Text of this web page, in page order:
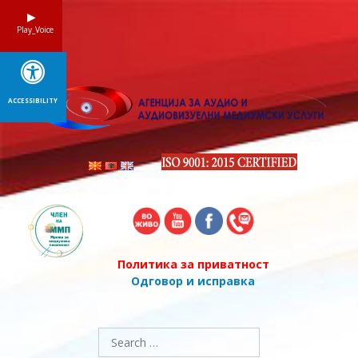
Политика за приватност
Одговор и исправка
Search
for:
Play_Voice
ACCESSIBILITY